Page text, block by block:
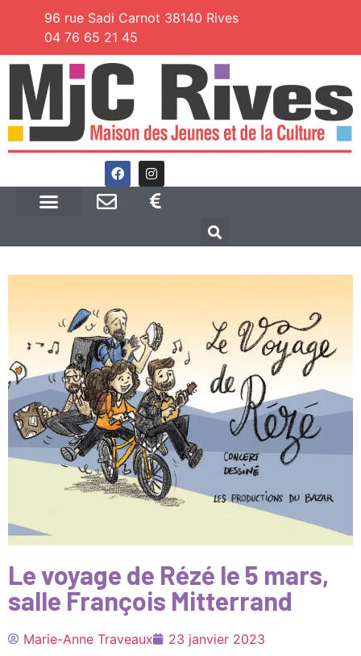
96 rue Sadi Carnot 38140 Rives
04 76 65 21 45
Le voyage de Rézé le 5 mars,
salle François Mitterrand
Marie-Anne Traveaux 23 janvier 2023